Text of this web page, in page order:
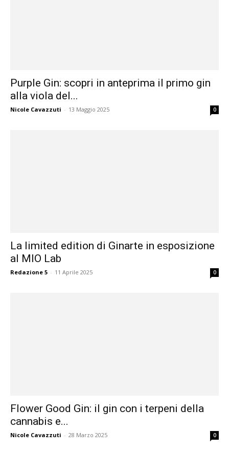
Purple Gin: scopri in anteprima il primo gin
alla viola del...
Nicole Cavazzuti - 13 Maggio 2025 0
La limited edition di Ginarte in esposizione
al MIO Lab
Redazione 5 - 11 Aprile 2025 0
Flower Good Gin: il gin con i terpeni della
cannabis e...
Nicole Cavazzuti - 28 Marzo 2025 0